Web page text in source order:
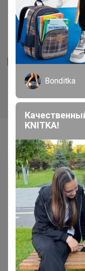
Дата обжарки 08.07.2026
1 653р
2 320р
Кофе Бразилия
(шоколадное парфе с
ореховым кремом)
Зерно
Самые
Bonditka
KNITKA!